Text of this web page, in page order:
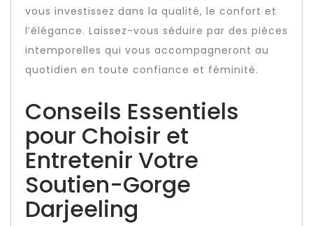
vous investissez dans la qualité, le confort et
l’élégance. Laissez-vous séduire par des pièces
intemporelles qui vous accompagneront au
quotidien en toute confiance et féminité.
Conseils Essentiels
pour Choisir et
Entretenir Votre
Soutien-Gorge
Darjeeling